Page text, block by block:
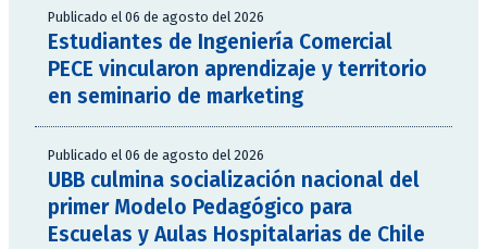
Publicado el 06 de agosto del 2026
Estudiantes de Ingeniería Comercial
PECE vincularon aprendizaje y territorio
en seminario de marketing
Publicado el 06 de agosto del 2026
UBB culmina socialización nacional del
primer Modelo Pedagógico para
Escuelas y Aulas Hospitalarias de Chile